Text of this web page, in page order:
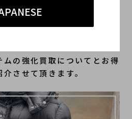
ン
ムの強化買取についてとお得
させて頂きます。